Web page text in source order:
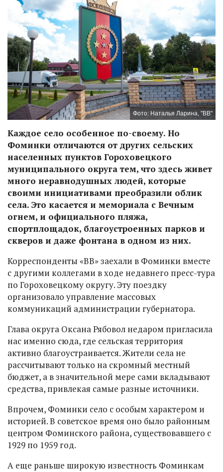
Фото: Наталья Ларина, "ВВ"
Каждое село особенное по-своему. Но
Фоминки отличаются от других сельских
населенных пунктов Гороховецкого
муниципального округа тем, что здесь живет
много неравнодушных людей, которые
своими инициативами преобразили облик
села. Это касается и мемориала с Вечным
огнем, и официального пляжа,
спортплощадок, благоустроенных парков и
скверов и даже фонтана в одном из них.
Корреспонденты «ВВ» заехали в Фоминки вместе
с другими коллегами в ходе недавнего пресс-тура
по Гороховецкому округу. Эту поездку
организовало управление массовых
коммуникаций администрации губернатора.
Глава округа Оксана Рябовол недаром пригласила
нас именно сюда, где сельская территория
активно благоустраивается. Жители села не
рассчитывают только на скромный местный
бюджет, а в значительной мере сами вкладывают
средства, привлекая самые разные источники.
Впрочем, Фоминки село с особым характером и
историей. В советское время оно было районным
центром Фоминского района, существовавшего с
1929 по 1959 год.
А еще раньше широкую известность Фоминкам